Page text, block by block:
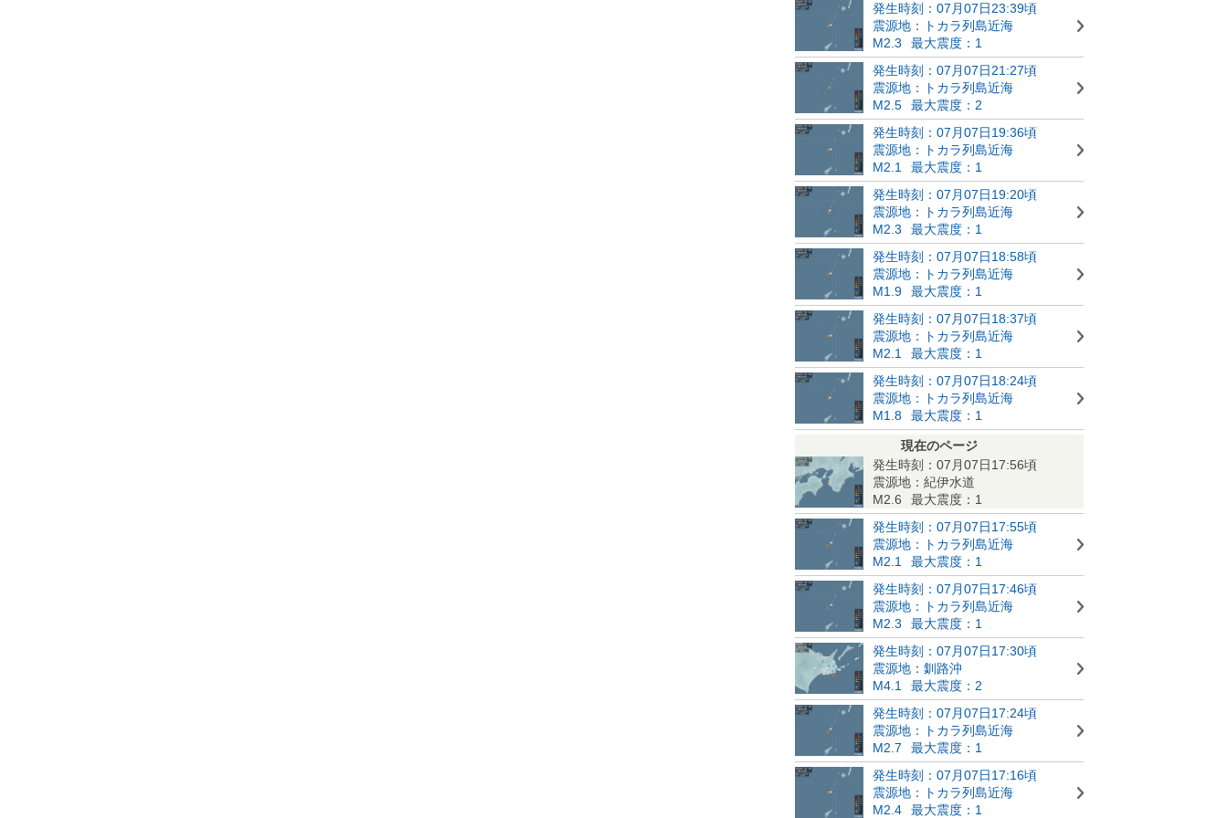
発生時刻：07月07日23:39頃
震源地：トカラ列島近海
M2.3
最大震度：1
発生時刻：07月07日21:27頃
震源地：トカラ列島近海
M2.5
最大震度：2
発生時刻：07月07日19:36頃
震源地：トカラ列島近海
M2.1
最大震度：1
発生時刻：07月07日19:20頃
震源地：トカラ列島近海
M2.3
最大震度：1
発生時刻：07月07日18:58頃
震源地：トカラ列島近海
M1.9
最大震度：1
発生時刻：07月07日18:37頃
震源地：トカラ列島近海
M2.1
最大震度：1
発生時刻：07月07日18:24頃
震源地：トカラ列島近海
M1.8
最大震度：1
現在のページ
発生時刻：07月07日17:56頃
震源地：紀伊水道
M2.6
最大震度：1
発生時刻：07月07日17:55頃
震源地：トカラ列島近海
M2.1
最大震度：1
発生時刻：07月07日17:46頃
震源地：トカラ列島近海
M2.3
最大震度：1
発生時刻：07月07日17:30頃
震源地：釧路沖
M4.1
最大震度：2
発生時刻：07月07日17:24頃
震源地：トカラ列島近海
M2.7
最大震度：1
発生時刻：07月07日17:16頃
震源地：トカラ列島近海
M2.4
最大震度：1